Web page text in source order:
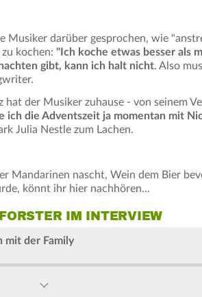
Musiker darüber gesprochen, wie
kochen: "Ich koche etwas besser als
gibt, kann ich halt nicht. Also
der Musiker zuhause - von seinem
ich die Adventszeit ja momentan mit
Julia Nestle zum Lachen.
Mandarinen nascht, Wein dem Bier
könnt ihr hier nachhören...
IM INTERVIEW
mit der Family